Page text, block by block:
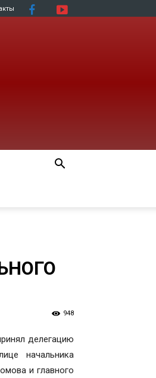
948
делегацию
начальника
и главного